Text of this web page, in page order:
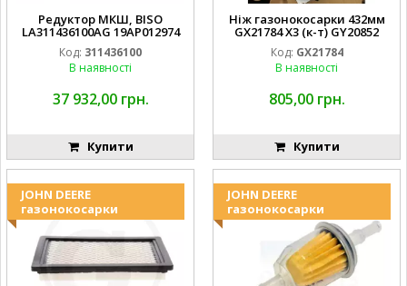
Редуктор МКШ, BISO
LA311436100AG 19AP012974
Laverda EMNIYET
Код: 311436100
В наявності
37 932,00 грн.
Купити
Ніж газонокосарки 432мм
GX21784 X3 (к-т) GY20852
AM137757 AM141035
Код: GX21784
В наявності
805,00 грн.
Купити
JOHN DEERE
газонокосарки
JOHN DEERE
газонокосарки